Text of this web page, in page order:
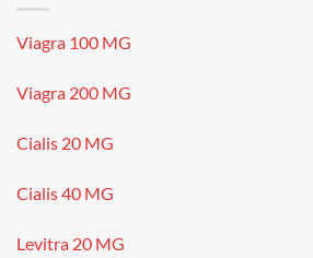
Viagra 100 MG
Viagra 200 MG
Cialis 20 MG
Cialis 40 MG
Levitra 20 MG